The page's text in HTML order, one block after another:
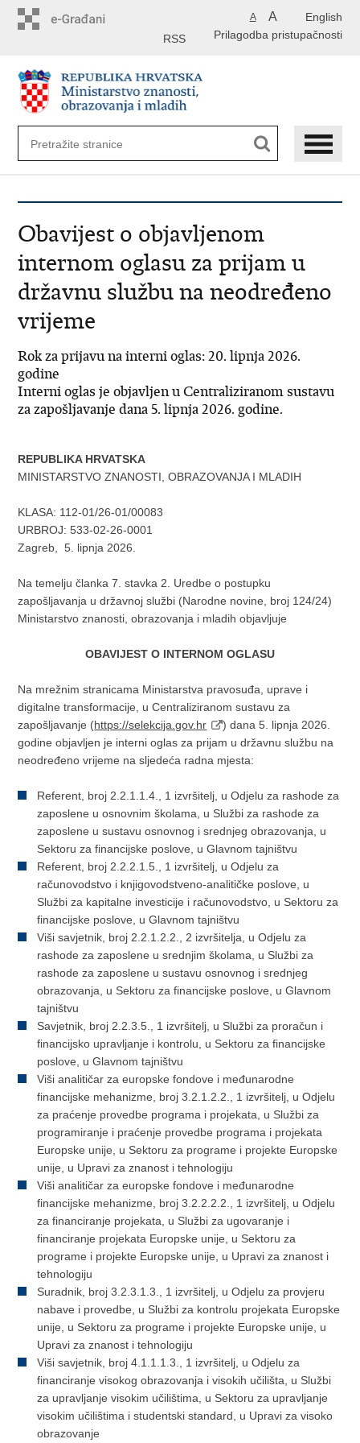
English
A A
Prilagodba pristupačnosti
RSS
Obavijest o objavljenom
internom oglasu za prijam u
državnu službu na neodređeno
vrijeme
Rok za prijavu na interni oglas: 20. lipnja 2026.
godine
Interni oglas je objavljen u Centraliziranom sustavu
za zapošljavanje dana 5. lipnja 2026. godine.
REPUBLIKA HRVATSKA
MINISTARSTVO ZNANOSTI, OBRAZOVANJA I MLADIH
KLASA: 112-01/26-01/00083
URBROJ: 533-02-26-0001
Zagreb,
5. lipnja 2026.
Na temelju članka 7. stavka 2. Uredbe o postupku
zapošljavanja u državnoj službi (Narodne novine, broj 124/24)
Ministarstvo znanosti, obrazovanja i mladih objavljuje
OBAVIJEST O INTERNOM OGLASU
Na mrežnim stranicama Ministarstva pravosuđa, uprave i
digitalne transformacije, u Centraliziranom sustavu za
zapošljavanje (https://selekcija.gov.hr
) dana 5. lipnja 2026.
godine objavljen je interni oglas za prijam u državnu službu na
neodređeno vrijeme na sljedeća radna mjesta:
Referent, broj 2.2.1.1.4., 1 izvršitelj, u Odjelu za rashode za
zaposlene u osnovnim školama, u Službi za rashode za
zaposlene u sustavu osnovnog i srednjeg obrazovanja, u
Sektoru za financijske poslove, u Glavnom tajništvu
Referent, broj 2.2.2.1.5., 1 izvršitelj, u Odjelu za
računovodstvo i knjigovodstveno-analitičke poslove, u
Službi za kapitalne investicije i računovodstvo, u Sektoru za
financijske poslove, u Glavnom tajništvu
Viši savjetnik, broj 2.2.1.2.2., 2 izvršitelja, u Odjelu za
rashode za zaposlene u srednjim školama, u Službi za
rashode za zaposlene u sustavu osnovnog i srednjeg
obrazovanja, u Sektoru za financijske poslove, u Glavnom
tajništvu
Savjetnik, broj 2.2.3.5., 1 izvršitelj, u Službi za proračun i
financijsko upravljanje i kontrolu, u Sektoru za financijske
poslove, u Glavnom tajništvu
Viši analitičar za europske fondove i međunarodne
financijske mehanizme, broj 3.2.1.2.2., 1 izvršitelj, u Odjelu
za praćenje provedbe programa i projekata, u Službi za
programiranje i praćenje provedbe programa i projekata
Europske unije, u Sektoru za programe i projekte Europske
unije, u Upravi za znanost i tehnologiju
Viši analitičar za europske fondove i međunarodne
financijske mehanizme, broj 3.2.2.2.2., 1 izvršitelj, u Odjelu
za financiranje projekata, u Službi za ugovaranje i
financiranje projekata Europske unije, u Sektoru za
programe i projekte Europske unije, u Upravi za znanost i
tehnologiju
Suradnik, broj 3.2.3.1.3., 1 izvršitelj, u Odjelu za provjeru
nabave i provedbe, u Službi za kontrolu projekata Europske
unije, u Sektoru za programe i projekte Europske unije, u
Upravi za znanost i tehnologiju
Viši savjetnik, broj 4.1.1.1.3., 1 izvršitelj, u Odjelu za
financiranje visokog obrazovanja i visokih učilišta, u Službi
za upravljanje visokim učilištima, u Sektoru za upravljanje
visokim učilištima i studentski standard, u Upravi za visoko
obrazovanje